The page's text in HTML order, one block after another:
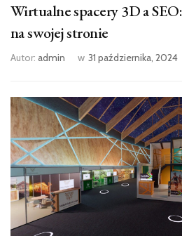
Wirtualne spacery 3D a
na swojej stronie
Autor: admin w 31 października, 2024